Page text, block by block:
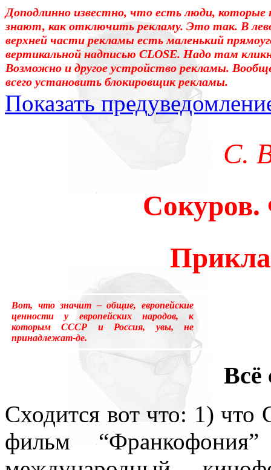
Доподлинно известно, что есть люди, которые
знают, как отключить рекламу. Это так. В
верхней части рекламы есть маленький
вертикальной надписью CLOSE. Надо там
Возможно и другое устройство рекламы.
всего установить блокировщик рекламы.
Показать
отошли от суеты. – Перед
достаточно, чтоб
что не понятно.Прошу
много лет пользовался
«подсознательный» в
надо было писать
менять в тысячах мест,
устаревшим.Ещё одна
применение слова
состояние,
С.
Вот, что значит – общие, европейские
ценности у европейских народов, к
которым СССР и Россия, увы, не
принадлежат-де.
Всё
Сходится вот что: 1) что
фильм